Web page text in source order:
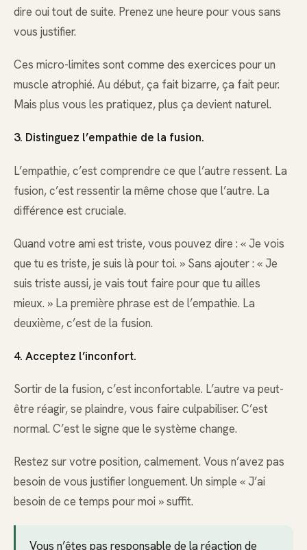
dire oui tout de suite. Prenez une heure pour vous sans
vous justifier.
Ces micro-limites sont comme des exercices pour un
muscle atrophié. Au début, ça fait bizarre, ça fait peur.
Mais plus vous les pratiquez, plus ça devient naturel.
3. Distinguez l’empathie de la fusion.
L’empathie, c’est comprendre ce que l’autre ressent. La
fusion, c’est ressentir la même chose que l’autre. La
différence est cruciale.
Quand votre ami est triste, vous pouvez dire : « Je vois
que tu es triste, je suis là pour toi. » Sans ajouter : « Je
suis triste aussi, je vais tout faire pour que tu ailles
mieux. » La première phrase est de l’empathie. La
deuxième, c’est de la fusion.
4. Acceptez l’inconfort.
Sortir de la fusion, c’est inconfortable. L’autre va peut-
être réagir, se plaindre, vous faire culpabiliser. C’est
normal. C’est le signe que le système change.
Restez sur votre position, calmement. Vous n’avez pas
besoin de vous justifier longuement. Un simple « J’ai
besoin de ce temps pour moi » suffit.
Vous n’êtes pas responsable de la réaction de